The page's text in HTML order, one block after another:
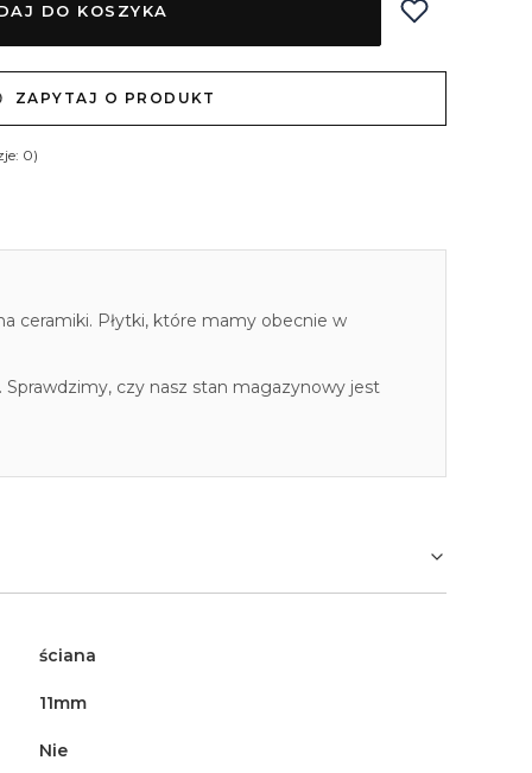
DO KOSZYKA
ZAPYTAJ O PRODUKT
0)
ceramiki. Płytki, które mamy obecnie w
. Sprawdzimy, czy nasz stan magazynowy jest
ściana
11mm
Nie